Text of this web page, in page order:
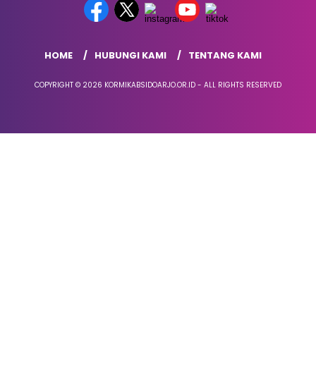
HOME HUBUNGI KAMI TENTANG KAMI
COPYRIGHT © 2026 KORMIKABSIDOARJO.OR.ID - ALL RIGHTS RESERVED